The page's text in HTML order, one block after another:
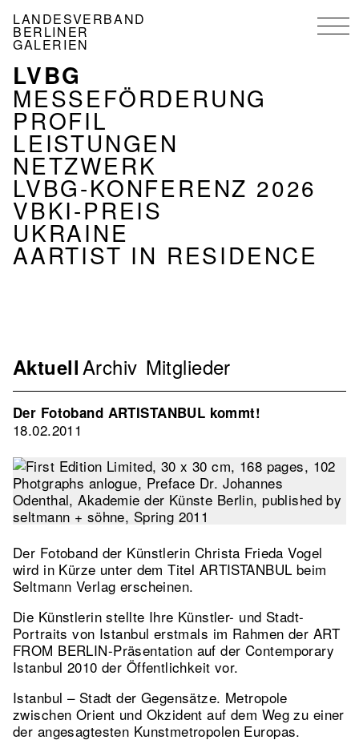
zum
Inhalt
LANDESVERBAND
BERLINER
GALERIEN
NAVIGATION
VERBAND
LVBG
MESSEFÖRDERUNG
PROFIL
LEISTUNGEN
NETZWERK
LVBG-KONFERENZ 2026
VBKI-PREIS
UKRAINE
AARTIST IN RESIDENCE
Navigation
Verband
2nd
Level
AktuellArchiv Mitglieder
Der Fotoband ARTISTANBUL kommt!
18.02.2011
Der Fotoband der Künstlerin Christa Frieda Vogel
wird in Kürze unter dem Titel ARTISTANBUL beim
Seltmann Verlag erscheinen.
Die Künstlerin stellte Ihre Künstler- und Stadt-
Portraits von Istanbul erstmals im Rahmen der ART
FROM BERLIN-Präsentation auf der Contemporary
Istanbul 2010 der Öffentlichkeit vor.
Istanbul – Stadt der Gegensätze. Metropole
zwischen Orient und Okzident auf dem Weg zu einer
der angesagtesten Kunstmetropolen Europas.